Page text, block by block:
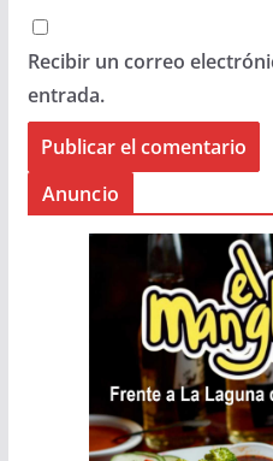
Recibir un correo
entrada.
Anuncio